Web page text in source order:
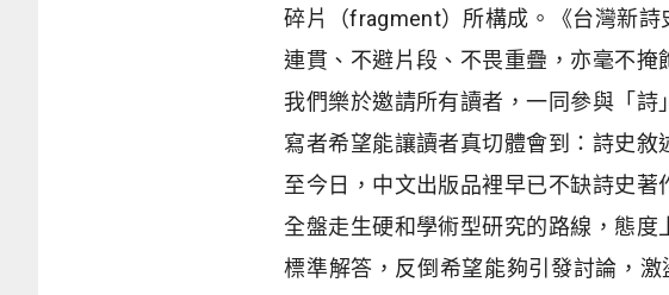
碎片（fragment）所構成。《台灣新
連貫、不避片段、不畏重疊，亦毫不掩
我們樂於邀請所有讀者，一同參與「
寫者希望能讓讀者真切體會到：詩史
至今日，中文出版品裡早已不缺詩史
全盤走生硬和學術型研究的路線，態
標準解答，反倒希望能夠引發討論，